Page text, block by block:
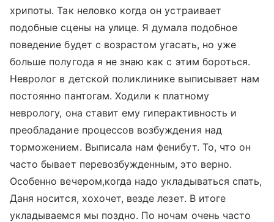
хрипоты. Так неловко когда он устраивает
подобные сцены на улице. Я думала подобное
поведение будет с возрастом угасать, но уже
больше полугода я не знаю как с этим бороться.
Невролог в детской поликлинике выписывает нам
постоянно пантогам. Ходили к платному
неврологу, она ставит ему гиперактивность и
преобладание процессов возбуждения над
торможением. Выписала нам фенибут. То, что он
часто бывает перевозбужденным, это верно.
Особенно вечером,когда надо укладываться спать,
Даня носится, хохочет, везде лезет. В итоге
укладываемся мы поздно. По ночам очень часто